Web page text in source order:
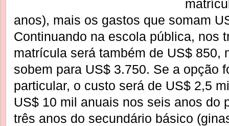
anos), mais os gastos que somam
Continuando na escola pública, nos
matrícula será também de US$ 850,
sobem para US$ 3.750. Se a opção
particular, o custo será de US$ 2,5
US$ 10 mil anuais nos seis anos do
três anos do secundário básico